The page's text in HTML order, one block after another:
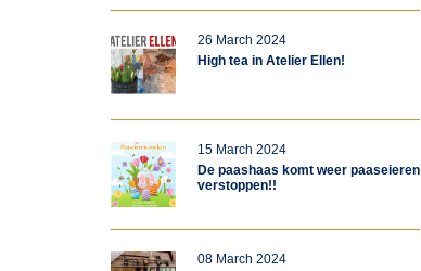
26 March 2024
High tea in Atelier Ellen!
15 March 2024
De paashaas komt weer paaseieren
verstoppen!!
08 March 2024